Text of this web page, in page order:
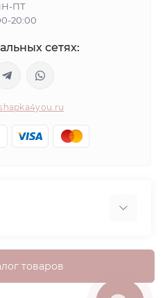
ПТ
20:00
сетях:
баллы
товаров